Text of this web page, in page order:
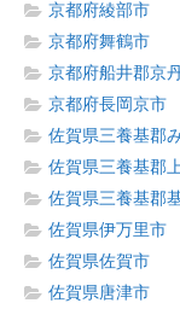
京都府綾部市
京都府舞鶴市
京都府船井郡京
京都府長岡京市
佐賀県三養基郡
佐賀県三養基郡
佐賀県三養基郡
佐賀県伊万里市
佐賀県佐賀市
佐賀県唐津市